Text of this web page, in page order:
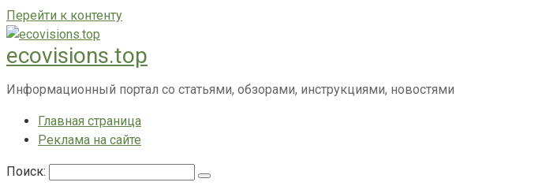
Перейти к контенту
ecovisions.top
Информационный портал со статьями, обзорами, инструкциями, новостями
Главная страница
Реклама на сайте
Поиск: